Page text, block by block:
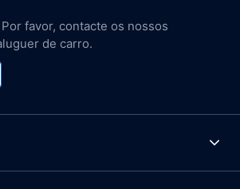
favor, contacte os nossos
de carro.